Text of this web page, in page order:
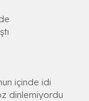
içinde idi
dinlemiyordu